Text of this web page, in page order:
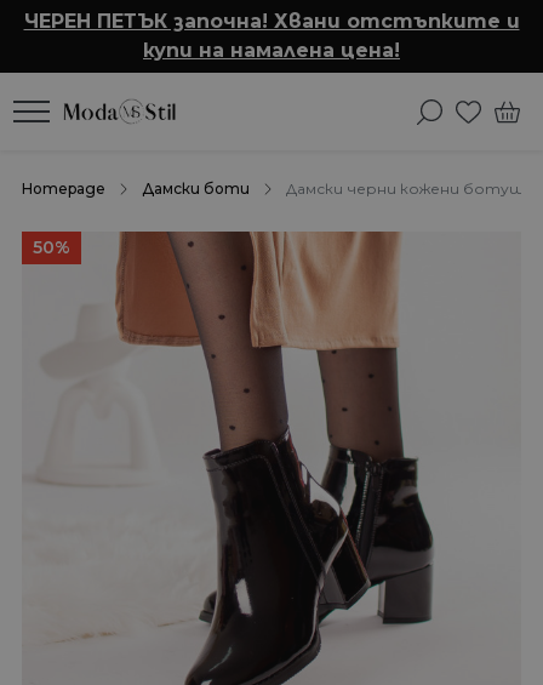
ЧЕРЕН ПЕТЪК започна! Хвани отстъпките и
купи на намалена цена!
Homepage Дамски боти Дамски черни кожени ботуши
50%